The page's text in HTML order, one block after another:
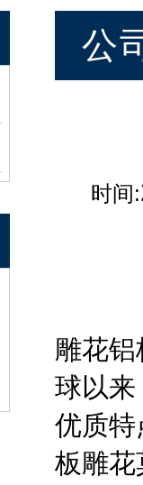
公
时间:
雕花
球以来
优质特
板雕花